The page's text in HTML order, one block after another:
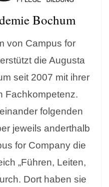
Bochum
von Campus for
die Augusta
seit 2007 mit ihrer
Fachkompetenz.
folgenden
jeweils anderthalb
for Company die
„Führen, Leiten,
Dort haben sie